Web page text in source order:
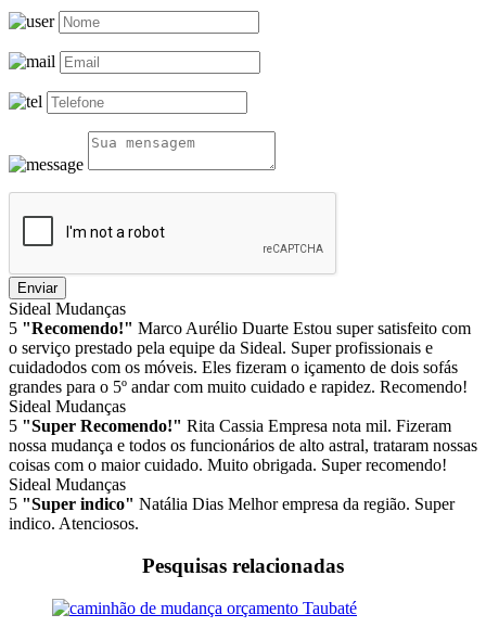
Enviar
Sideal Mudanças
5 "Recomendo!" Marco Aurélio Duarte Estou super satisfeito com
o serviço prestado pela equipe da Sideal. Super profissionais e
cuidadodos com os móveis. Eles fizeram o içamento de dois sofás
grandes para o 5º andar com muito cuidado e rapidez. Recomendo!
Sideal Mudanças
5 "Super Recomendo!" Rita Cassia Empresa nota mil. Fizeram
nossa mudança e todos os funcionários de alto astral, trataram nossas
coisas com o maior cuidado. Muito obrigada. Super recomendo!
Sideal Mudanças
5 "Super indico" Natália Dias Melhor empresa da região. Super
indico. Atenciosos.
Pesquisas relacionadas